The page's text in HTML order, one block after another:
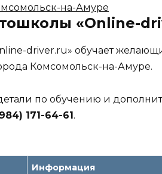
на-Амуре
«Online-
driver.ru» обучает
Комсомольск-на-Амуре.
по обучению и
171-64-61.
Информация